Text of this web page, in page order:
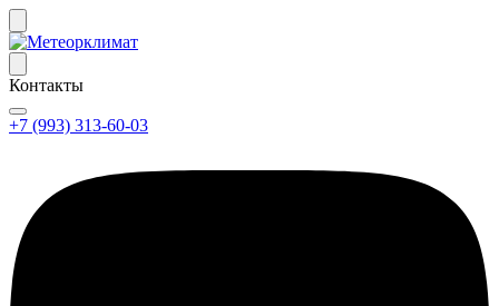
Контакты
+7 (993) 313-60-03